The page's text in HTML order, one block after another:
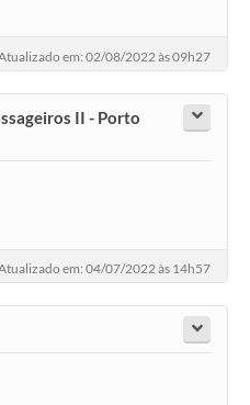
em: 02/08/2022 às 09h27
II - Porto
em: 04/07/2022 às 14h57